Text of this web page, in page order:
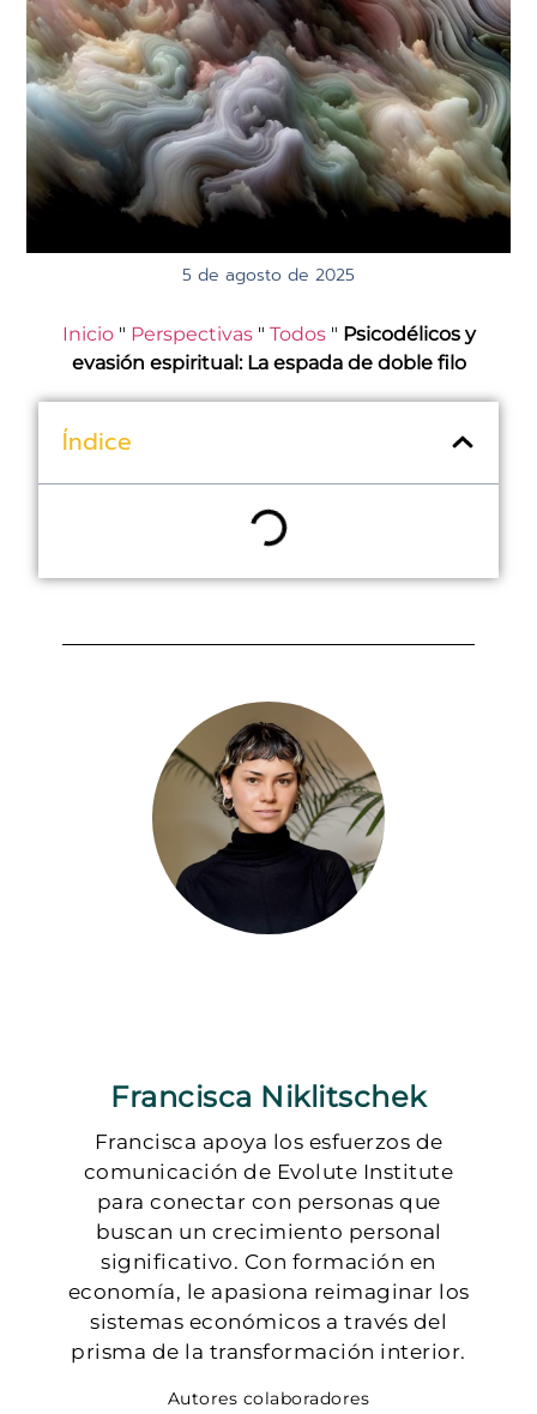
5 de agosto de 2025
Inicio" Perspectivas" Todos" Psicodélicos y
evasión espiritual: La espada de doble filo
Índice
Francisca Niklitschek
Francisca apoya los esfuerzos de
comunicación de Evolute Institute
para conectar con personas que
buscan un crecimiento personal
significativo. Con formación en
economía, le apasiona reimaginar los
sistemas económicos a través del
prisma de la transformación interior.
Autores colaboradores